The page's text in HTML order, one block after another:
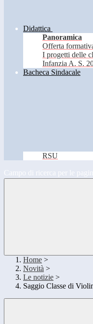
Didattica
Panoramica
Offerta
I progetti delle
Infanzia A. S.
Bacheca Sindacale
RSU
Campo di ricerca per le
Home >
Novità >
Le notizie >
Saggio Classe di